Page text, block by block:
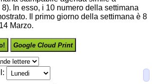
In esso, i 10 numero della settimana
Il primo giorno della settimana è 8
Marzo.
Google Cloud Print